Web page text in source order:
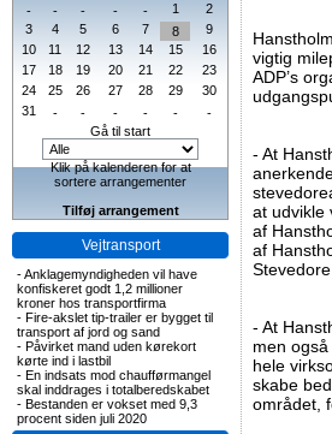
-
- - - - 1
2
3
4 5 6 7 8
9
10
11 12 13 14 15
16
17
18 19 20 21 22
23
24
25 26 27 28 29
30
31
- - - - -
-
Gå til start
Klik på kalenderen for at
sortere arrangementer
Tilføj arrangement
Vejtransport
-Anklagemyndigheden vil have
konfiskeret godt 1,2 millioner
kroner hos transportfirma
- Fire-akslet tip-trailer er bygget til
transport af jord og sand
- Påvirket mand uden kørekort
kørte ind i lastbil
- En indsats mod chaufførmangel
skal inddrages i totalberedskabet
- Bestanden er vokset med 9,3
procent siden juli 2020
vigtig
ADP’s
- At
at udvikle
af
af
- At
men
hele
skabe
området,